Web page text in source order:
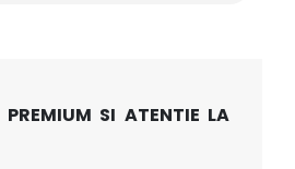
PREMIUM SI ATENTIE LA